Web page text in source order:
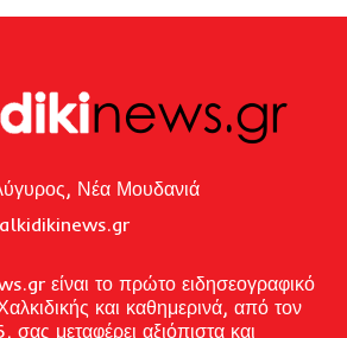
Νέα Μουδανιά
είναι το πρώτο ειδησεογραφικό
και καθημερινά, από τον
μεταφέρει αξιόπιστα και